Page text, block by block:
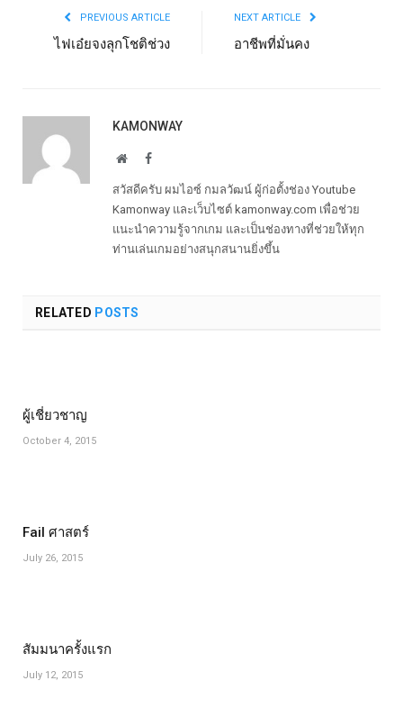
PREVIOUS ARTICLE
ไฟเอ๋ยจงลุกโชติช่วง
NEXT ARTICLE
อาชีพที่มั่นคง
KAMONWAY
WebsiteFacebook
สวัสดีครับ ผมไอซ์ กมลวัฒน์ ผู้ก่อตั้งช่อง Youtube
Kamonway และเว็บไซต์ kamonway.com เพื่อช่วย
แนะนำความรู้จากเกม และเป็นช่องทางที่ช่วยให้ทุก
ท่านเล่นเกมอย่างสนุกสนานยิ่งขึ้น
RELATED POSTS
ผู้เชี่ยวชาญ
October 4, 2015
Fail ศาสตร์
July 26, 2015
สัมมนาครั้งแรก
July 12, 2015